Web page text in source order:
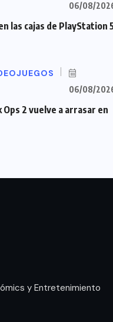
06/08/
las cajas de PlayStation
06/08/
Ops 2 vuelve a arrasar en
y Entretenimiento